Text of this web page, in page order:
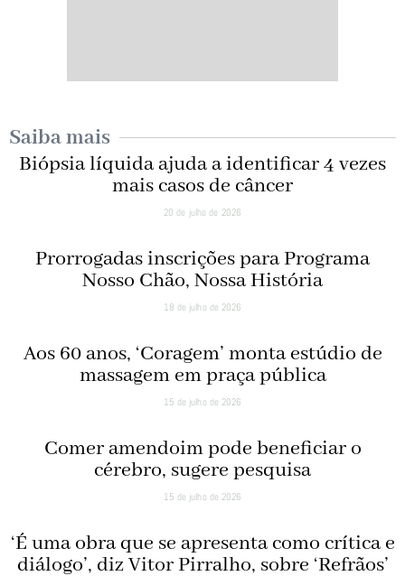
Saiba mais
Biópsia líquida ajuda a identificar 4 vezes
mais casos de câncer
20 de julho de 2026
Prorrogadas inscrições para Programa
Nosso Chão, Nossa História
18 de julho de 2026
Aos 60 anos, ‘Coragem’ monta estúdio de
massagem em praça pública
15 de julho de 2026
Comer amendoim pode beneficiar o
cérebro, sugere pesquisa
15 de julho de 2026
‘É uma obra que se apresenta como crítica e
diálogo’, diz Vitor Pirralho, sobre ‘Refrãos’